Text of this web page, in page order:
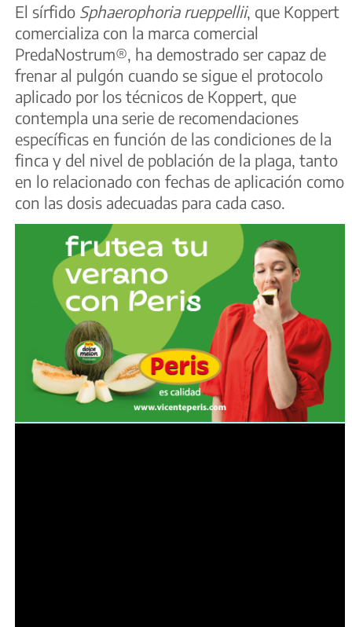
El sírfido Sphaerophoria rueppellii, que Koppert
comercializa con la marca comercial
PredaNostrum®, ha demostrado ser capaz de
frenar al pulgón cuando se sigue el protocolo
aplicado por los técnicos de Koppert, que
contempla una serie de recomendaciones
específicas en función de las condiciones de la
finca y del nivel de población de la plaga, tanto
en lo relacionado con fechas de aplicación como
con las dosis adecuadas para cada caso.